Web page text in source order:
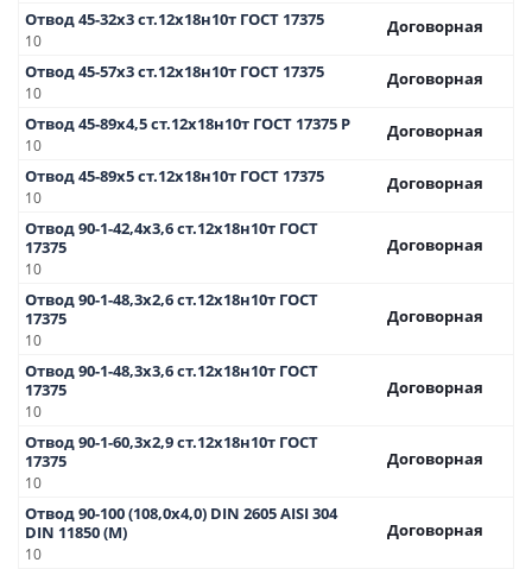
Отвод 45-32х3 ст.12х18н10т ГОСТ 17375
10
Договорная
Отвод 45-57х3 ст.12х18н10т ГОСТ 17375
10
Договорная
Отвод 45-89х4,5 ст.12х18н10т ГОСТ 17375 Р
10
Договорная
Отвод 45-89х5 ст.12х18н10т ГОСТ 17375
10
Договорная
Отвод 90-1-42,4х3,6 ст.12х18н10т ГОСТ
17375
10
Договорная
Отвод 90-1-48,3х2,6 ст.12х18н10т ГОСТ
17375
10
Договорная
Отвод 90-1-48,3х3,6 ст.12х18н10т ГОСТ
17375
10
Договорная
Отвод 90-1-60,3х2,9 ст.12х18н10т ГОСТ
17375
10
Договорная
Отвод 90-100 (108,0х4,0) DIN 2605 AISI 304
DIN 11850 (М)
10
Договорная